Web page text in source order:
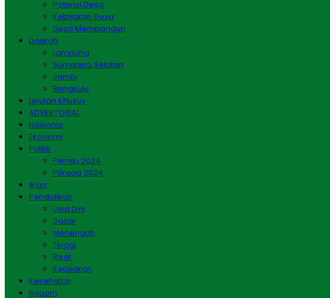
Potensi Desa
Kebijakan Desa
Desa Membangun
Daerah
Lampung
Sumatera Selatan
Jambi
Bengkulu
Liputan Khusus
ADVERTORIAL
Nasional
Ekonomi
Politik
Pemilu 2024
Pilkada 2024
Iklan
Pendidikan
Usia Dini
Dasar
Menengah
Tinggi
Riset
Kebijakan
Kesehatan
Ragam